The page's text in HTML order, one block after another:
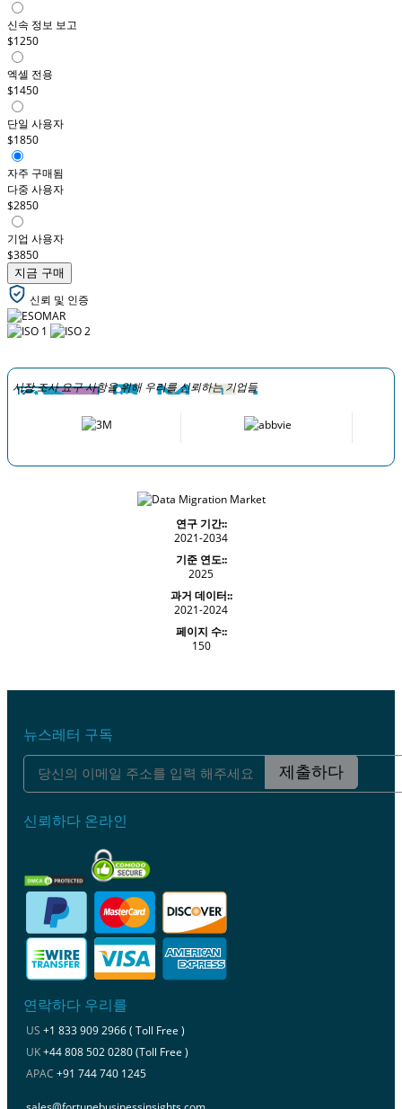
신속 정보 보고
$1250
엑셀 전용
$1450
단일 사용자
$1850
자주 구매됨
다중 사용자
$2850
기업 사용자
$3850
지금 구매
신뢰 및 인증
시장 조사 요구 사항을 위해 우리를 신뢰하는 기업들
연구 기간::
2021-2034
기준 연도::
2025
과거 데이터::
2021-2024
페이지 수::
150
뉴스레터 구독
제출하다
신뢰하다 온라인
연락하다 우리를
US +1 833 909 2966 ( Toll Free )
UK+44 808 502 0280 (Toll Free )
APAC +91 744 740 1245